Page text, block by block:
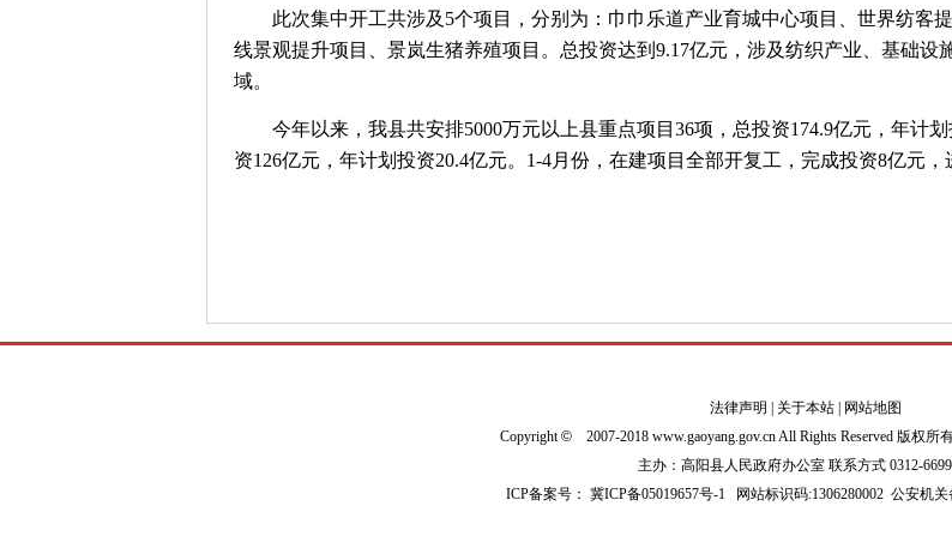
此次集中开工共涉及5个项目，分别为：巾巾乐道产业育城中心项目、世界纺客
线景观提升项目、景岚生猪养殖项目。总投资达到9.17亿元，涉及纺织产业、基础
域。
今年以来，我县共安排5000万元以上县重点项目36项，总投资174.9亿元，年计划
资126亿元，年计划投资20.4亿元。1-4月份，在建项目全部开复工，完成投资8亿元，
法律声明 关于本站
网站地图
Copyright©2007-2018 www.gaoyang.gov.cn All Rights Reserved 版权所
主办：高阳县人民政府办公室 联系方式 0312-
ICP备案号： 冀ICP备05019657号-1网站标识码:1306280002 公安机关